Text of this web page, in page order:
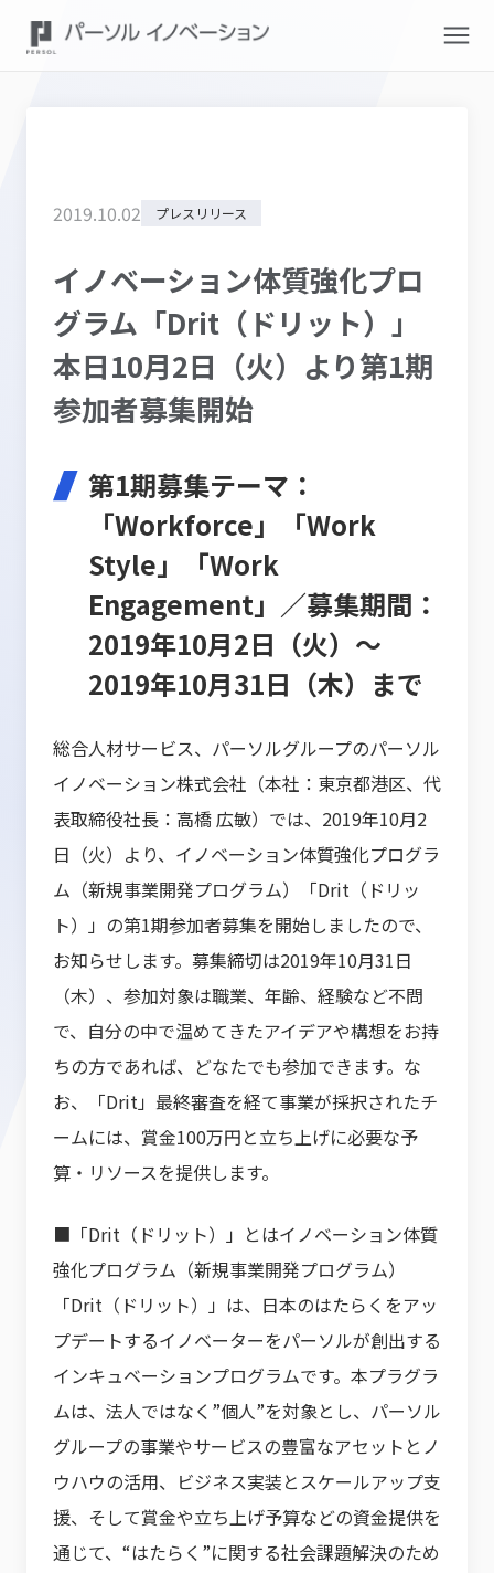
2019.10.02 プレスリリース
イノベーション体質強化プロ
グラム「Drit（ドリット）」
本日10月2日（火）より第1期
参加者募集開始
第1期募集テーマ：
「Workforce」「Work
Style」「Work
Engagement」／募集期間：
2019年10月2日（火）～
2019年10月31日（木）まで
総合人材サービス、パーソルグループのパーソル
イノベーション株式会社（本社：東京都港区、代
表取締役社長：高橋 広敏）では、2019年10月2
日（火）より、イノベーション体質強化プログラ
ム（新規事業開発プログラム）「Drit（ドリッ
ト）」の第1期参加者募集を開始しましたので、
お知らせします。募集締切は2019年10月31日
（木）、参加対象は職業、年齢、経験など不問
で、自分の中で温めてきたアイデアや構想をお持
ちの方であれば、どなたでも参加できます。な
お、「Drit」最終審査を経て事業が採択されたチ
ームには、賞金100万円と立ち上げに必要な予
算・リソースを提供します。
■「Drit（ドリット）」とはイノベーション体質
強化プログラム（新規事業開発プログラム）
「Drit（ドリット）」は、日本のはたらくをアッ
プデートするイノベーターをパーソルが創出する
インキュベーションプログラムです。本プラグラ
ムは、法人ではなく”個人”を対象とし、パーソル
グループの事業やサービスの豊富なアセットとノ
ウハウの活用、ビジネス実装とスケールアップ支
援、そして賞金や立ち上げ予算などの資金提供を
通じて、“はたらく”に関する社会課題解決のため